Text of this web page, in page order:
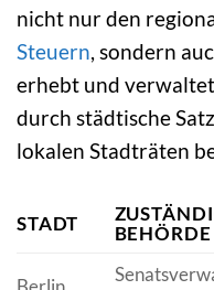
nicht nur den
Steuern, sondern
erhebt und
durch städtische
lokalen Stadträten
STADT
BEHÖRDE